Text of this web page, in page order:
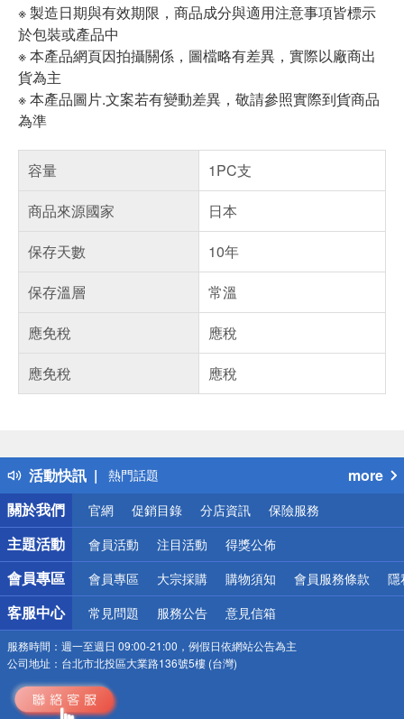
※ 製造日期與有效期限，商品成分與適用注意事項皆標示
於包裝或產品中
※ 本產品網頁因拍攝關係，圖檔略有差異，實際以廠商出
貨為主
※ 本產品圖片.文案若有變動差異，敬請參照實際到貨商品
為準
容量
1PC支
商品來源國家
日本
保存天數
10年
保存溫層
常溫
應免稅
應稅
應免稅
應稅
活動快訊
得獎公告
熱門話題
銀行優惠
偏遠地區配送
詐騙網頁！請小心！
more
關於我們
官網 促銷目錄 分店資訊 保險服務
主題活動 會員活動 注目活動 得獎公佈
會員專區 會員專區 大宗採購 購物須知 會員服務條款 隱
客服中心 常見問題 服務公告 意見信箱
服務時間： 週一至週日 09:00-21:00，例假日依網站公告為主
公司地址： 台北市北投區大業路136號5樓 (台灣)